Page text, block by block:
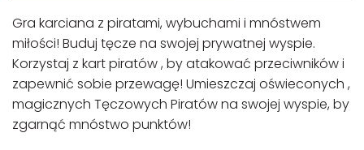
Gra karciana z piratami, wybuchami i mnóstwem
miłości! Buduj tęcze na swojej prywatnej wyspie.
Korzystaj z kart piratów , by atakować przeciwników i
zapewnić sobie przewagę! Umieszczaj oświeconych ,
magicznych Tęczowych Piratów na swojej wyspie, by
zgarnąć mnóstwo punktów!